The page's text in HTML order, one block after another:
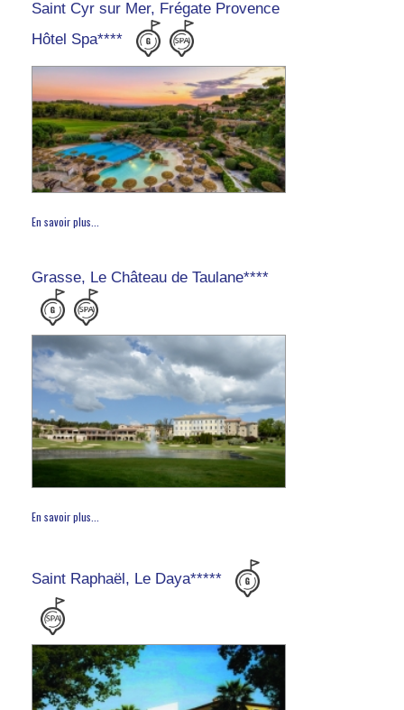
Saint Cyr sur Mer, Frégate Provence
Hôtel Spa****
En savoir plus...
Grasse, Le Château de Taulane****
En savoir plus...
Saint Raphaël, Le Daya*****